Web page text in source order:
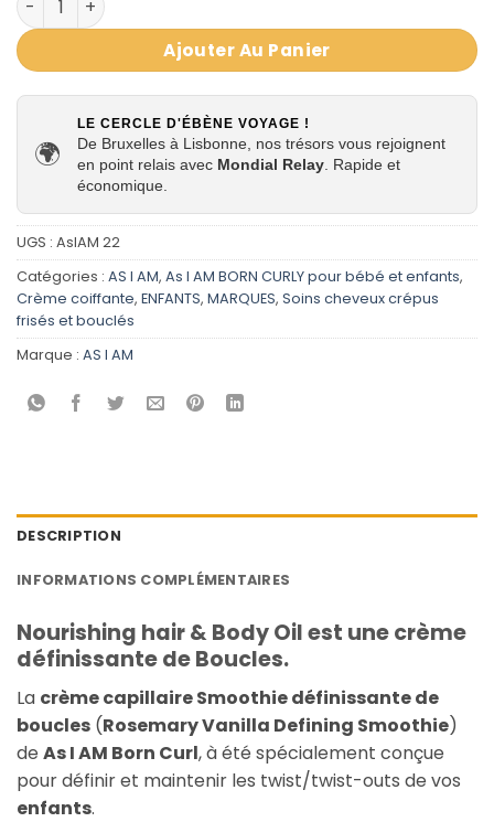
Ajouter Au Panier
🌍
LE CERCLE D'ÉBÈNE VOYAGE !
De Bruxelles à Lisbonne, nos trésors vous rejoignent
en point relais avec Mondial Relay . Rapide et
économique.
UGS : AsIAM 22
Catégories : AS I AM, As I AM BORN CURLY pour bébé et enfants,
Crème coiffante, ENFANTS, MARQUES, Soins cheveux crépus
frisés et bouclés
Marque : AS I AM
DESCRIPTION
INFORMATIONS COMPLÉMENTAIRES
Nourishing hair & Body Oil est une crème
définissante de Boucles.
La crème capillaire Smoothie définissante de
boucles (Rosemary Vanilla Defining Smoothie)
de As I AM Born Curl, à été spécialement conçue
pour définir et maintenir les twist/twist-outs de vos
enfants.